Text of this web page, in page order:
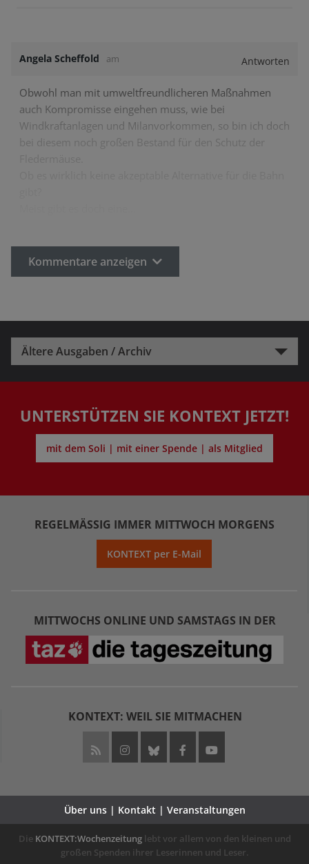
Angela Scheffold am Antworten
Obwohl man mit umweltfreundlicheren Maßnahmen
auch Kompromisse eingehen muss, wie bei
Windkraftanlagen und Milanvorkommen, so bin ich doch
bei diesem noch großen Bestand für den Schutz der
Kommentare anzeigen
Ältere Ausgaben / Archiv
UNTERSTÜTZEN SIE KONTEXT JETZT!
mit dem Soli | mit einer Spende | als Mitglied
REGELMÄSSIG IMMER MITTWOCH MORGENS
KONTEXT per E-Mail
MITTWOCHS ONLINE UND SAMSTAGS IN DER
KONTEXT: WEIL SIE MITMACHEN
Über uns | Kontakt | Veranstaltungen
Die KONTEXT:Wochenzeitunglebt vor allem von den kleinen und
großen Spenden ihrer Leserinnen und Leser.